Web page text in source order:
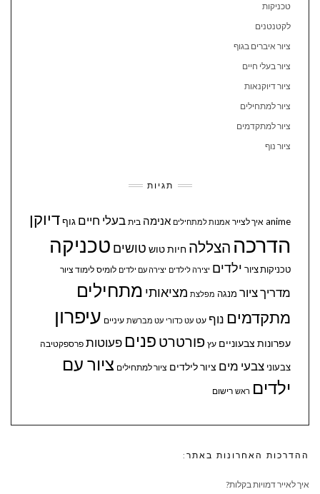
טכניקות
לקטנטנים
ציור איברים בגוף
ציור בעלי חיים
ציור דיוקנאות
ציור למתחילים
ציור למתקדמים
ציור נוף
תגיות
anime איך לצייר אמנות למתחילים אנימה בית בעלי חיים גוףדיוקן
הדרכה הצללה חיותטוש טושים טכניקה
טכניקות ציור ילדים יצירה לילדים יצירה עם ילדים לומיס לימוד ציור
מדריך ציור מנגה מפלצת מציאותי מתחילים
מתקדמים נוף עט עט כדורי עט מברשת עיניים עיפרון
עפרונות צבעוניים עץ פורטרט פנים פעוטות פרספקטיבה
צבעוני צבעי מים ציור לילדים ציור למתחילים ציור עם
ילדים ראש רישום
ההדרכות האחרונות באתר:
איך לאייר דמויות בקלות?